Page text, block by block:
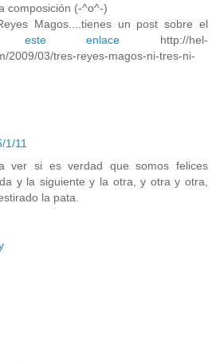
composición (-^o^-)
Magos....tienes un post sobre el
este enlace http://hel-
2009/03/tres-reyes-magos-ni-tres-ni-
1/11
ver si es verdad que somos felices
y la siguiente y la otra, y otra y otra,
la pata.